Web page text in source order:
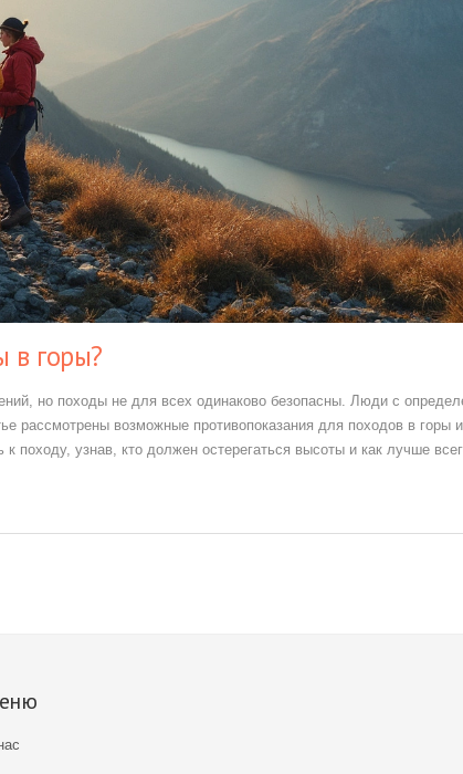
в горы?
но походы не для всех одинаково безопасны. Люди с
рассмотрены возможные противопоказания для походов в горы
походу, узнав, кто должен остерегаться высоты и как лучше